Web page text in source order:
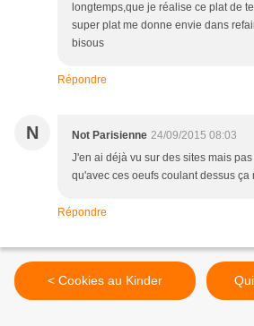
longtemps,que je réalise ce plat de
super plat me donne envie dans
bisous
Répondre
N Not Parisienne 24/09/2015 08:03
J'en ai déjà vu sur des sites mais
qu'avec ces oeufs coulant dessus ça
Répondre
< Cookies au Kinder